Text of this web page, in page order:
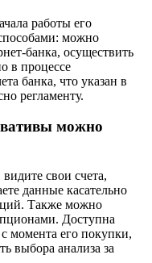
работы его
можно
банка, осуществить
в процессе
банка, что указан в
регламенту.
можно
свои счета,
данные касательно
Также можно
Доступна
момента его покупки,
выбора анализа за